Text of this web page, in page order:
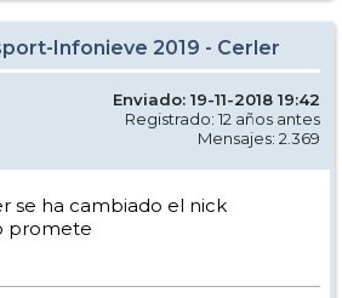
Infonieve 2019 - Cerler
Enviado: 19-11-2018 19:42
Registrado: 12 años antes
Mensajes: 2.369
se ha cambiado el nick
promete